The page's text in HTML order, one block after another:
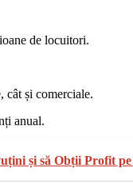
de locuitori.
cât și comerciale.
anual.
și să Obții Profit